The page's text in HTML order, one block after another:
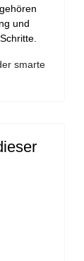
und
smarte